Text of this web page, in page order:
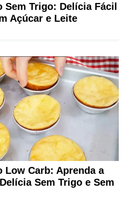
Sem Trigo: Delícia Fácil
Açúcar e Leite
Low Carb: Aprenda a
Sem Trigo e Sem